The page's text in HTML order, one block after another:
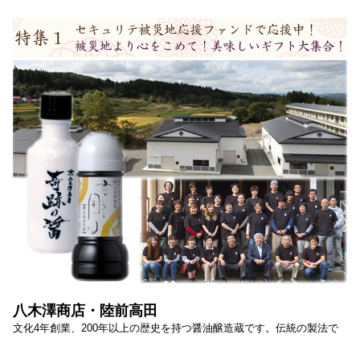
八木澤商店・陸前高田
文化4年創業、200年以上の歴史を持つ醤油醸造蔵です。伝統の製法で